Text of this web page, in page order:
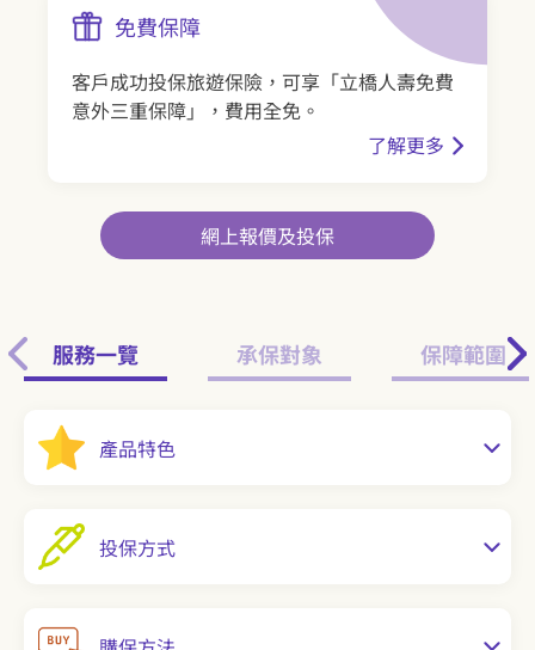
免費保障
客戶成功投保旅遊保險，可享「立橋人壽免費
意外三重保障」，費用全免。
了解更多
網上報價及投保
服務一覽 承保對象 保障範圍
產品特色
投保方式